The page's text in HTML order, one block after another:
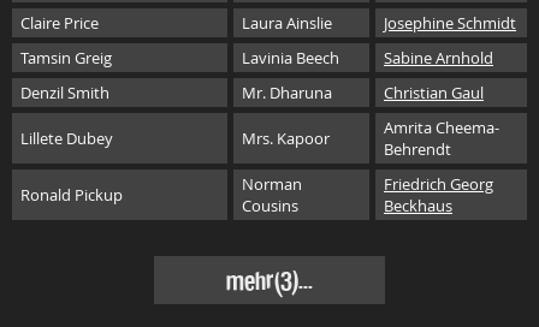
Claire Price
Laura Ainslie
Josephine Schmidt
Tamsin Greig
Lavinia Beech
Sabine Arnhold
Denzil Smith
Mr. Dharuna Christian Gaul
Lillete Dubey Mrs. Kapoor
Amrita Cheema-
Behrendt
Ronald Pickup
Norman
Cousins
Friedrich Georg
Beckhaus
mehr(3)...